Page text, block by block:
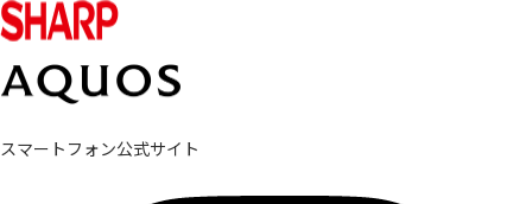
スマートフォン公式サイト